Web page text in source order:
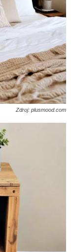
Zdroj: plusmood.com